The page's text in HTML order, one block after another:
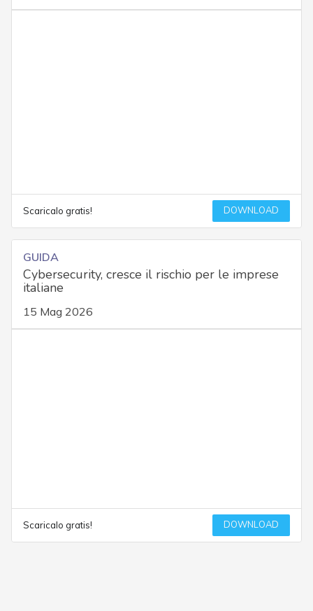
Scaricalo gratis! DOWNLOAD
GUIDA
Cybersecurity, cresce il rischio per le imprese
italiane
15 Mag 2026
Scaricalo gratis! DOWNLOAD